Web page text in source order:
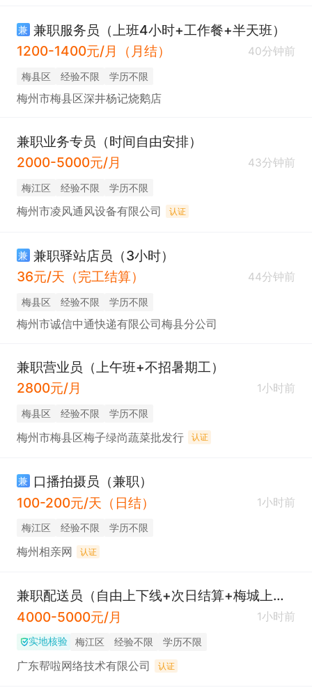
兼 兼职服务员（上班4小时+工作餐+半天班）
1200-1400元/月（月结）
40分钟前
梅县区 经验不限 学历不限
梅州市梅县区深井杨记烧鹅店
兼职业务专员（时间自由安排）
2000-5000元/月
43分钟前
梅江区 经验不限 学历不限
梅州市凌风通风设备有限公司 认证
兼 兼职驿站店员（3小时）
36元/天（完工结算）
44分钟前
梅县区 经验不限 学历不限
梅州市诚信中通快递有限公司梅县分公司
兼职营业员（上午班+不招暑期工）
2800元/月
1小时前
梅县区 经验不限 学历不限
梅州市梅县区梅子绿尚蔬菜批发行 认证
兼 口播拍摄员（兼职）
100-200元/天（日结）
1小时前
梅江区 经验不限 学历不限
梅州相亲网 认证
兼职配送员（自由上下线+次日结算+梅城上班）
4000-5000元/月
1小时前
实地核验 梅江区 经验不限 学历不限
广东帮啦网络技术有限公司 认证